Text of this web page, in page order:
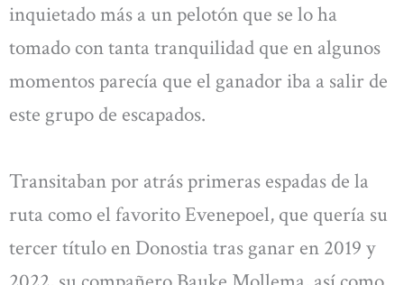
inquietado más a un pelotón que se lo ha
tomado con tanta tranquilidad que en algunos
momentos parecía que el ganador iba a salir de
este grupo de escapados.
Transitaban por atrás primeras espadas de la
ruta como el favorito Evenepoel, que quería su
tercer título en Donostia tras ganar en 2019 y